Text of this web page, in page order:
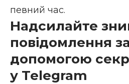
певний час.
Надсилайте
повідомлення
допомогою
у Telegram